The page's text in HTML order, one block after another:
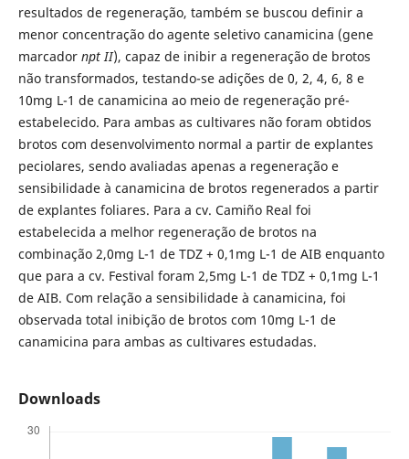
resultados de regeneração, também se buscou definir a
menor concentração do agente seletivo canamicina (gene
marcador npt II), capaz de inibir a regeneração de brotos
não transformados, testando-se adições de 0, 2, 4, 6, 8 e
10mg L-1 de canamicina ao meio de regeneração pré-
estabelecido. Para ambas as cultivares não foram obtidos
brotos com desenvolvimento normal a partir de explantes
peciolares, sendo avaliadas apenas a regeneração e
sensibilidade à canamicina de brotos regenerados a partir
de explantes foliares. Para a cv. Camiño Real foi
estabelecida a melhor regeneração de brotos na
combinação 2,0mg L-1 de TDZ + 0,1mg L-1 de AIB enquanto
que para a cv. Festival foram 2,5mg L-1 de TDZ + 0,1mg L-1
de AIB. Com relação a sensibilidade à canamicina, foi
observada total inibição de brotos com 10mg L-1 de
canamicina para ambas as cultivares estudadas.
Downloads